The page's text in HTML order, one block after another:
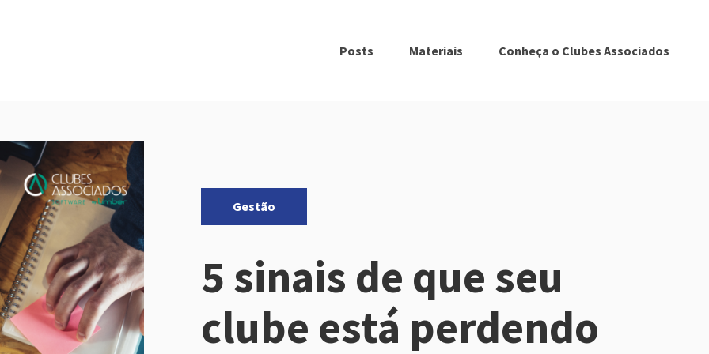
Posts Materiais Conheça o Clubes Associados
Gestão
5 sinais de que seu
clube está perdendo